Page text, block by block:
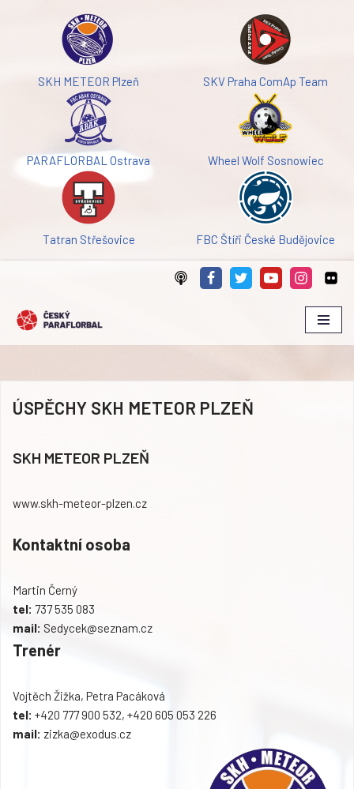
SKH METEOR Plzeň SKV Praha ComAp Team
PARAFLORBAL Ostrava Wheel Wolf Sosnowiec
Tatran Střešovice FBC Štíři České Budějovice
obsah
ÚSPĚCHY SKH METEOR PLZEŇ
SKH METEOR PLZEŇ
www.skh-meteor-plzen.cz
Kontaktní osoba
Martin Černý
tel: 737 535 083
mail: Sedycek@seznam.cz
Trenér
Vojtěch Žižka, Petra Pacáková
tel: +420 777 900 532, +420 605 053 226
mail: zizka@exodus.cz